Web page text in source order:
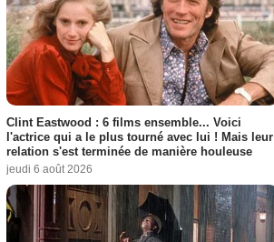
Clint Eastwood : 6 films ensemble... Voici
l'actrice qui a le plus tourné avec lui ! Mais leur
relation s'est terminée de manière houleuse
jeudi 6 août 2026